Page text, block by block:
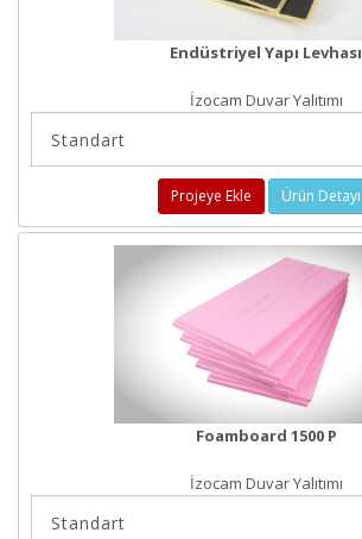
Endüstriyel Yapı Levhası
İzocam Duvar Yalıtımı
Projeye Ekle Ürün Detayı
Foamboard 1500 P
İzocam Duvar Yalıtımı